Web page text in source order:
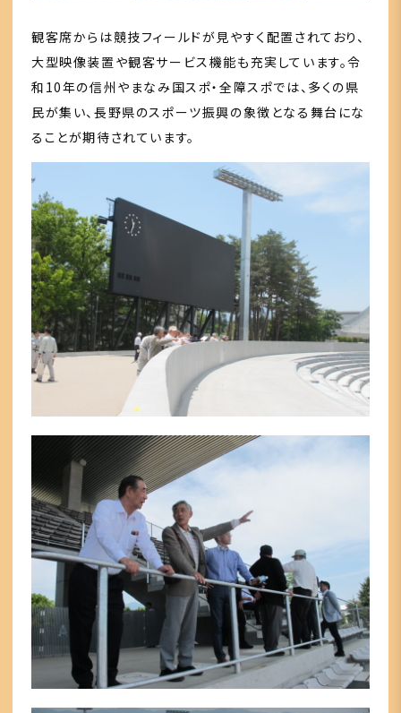
観客席からは競技フィールドが見やすく配置されており、
大型映像装置や観客サービス機能も充実しています。令
和10年の信州やまなみ国スポ・全障スポでは、多くの県
民が集い、長野県のスポーツ振興の象徴となる舞台にな
ることが期待されています。